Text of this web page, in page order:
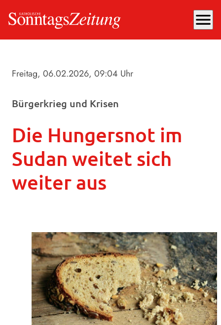
menu
Freitag, 06.02.2026, 09:04 Uhr
Bürgerkrieg und Krisen
Die Hungersnot im
Sudan weitet sich
weiter aus